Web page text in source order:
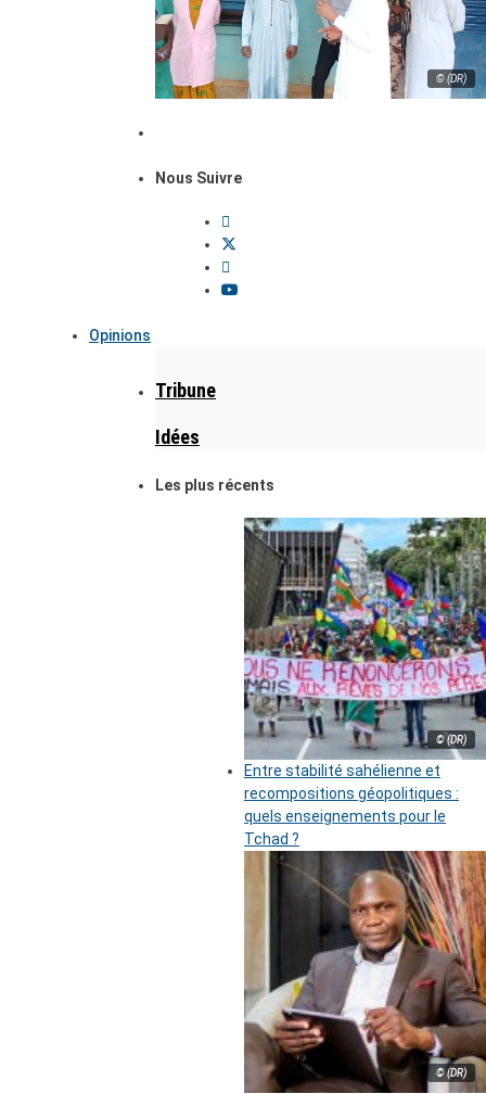
© (DR)
Nous Suivre
Opinions
Tribune
Idées
Les plus récents
© (DR)
Entre stabilité sahélienne et
recompositions géopolitiques :
quels enseignements pour le
Tchad ?
© (DR)